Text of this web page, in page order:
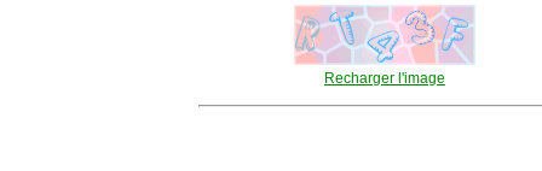
Recharger l'image